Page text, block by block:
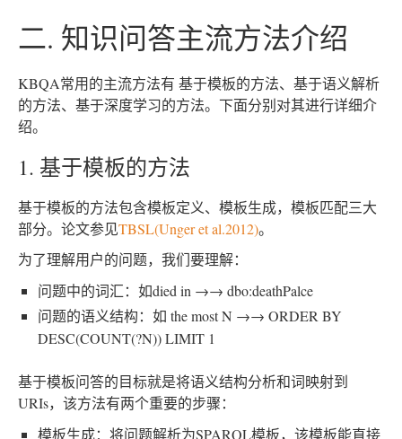
二. 知识问答主流方法介绍
KBQA常用的主流方法有 基于模板的方法、基于语义解析
的方法、基于深度学习的方法。下面分别对其进行详细介
绍。
1. 基于模板的方法
基于模板的方法包含模板定义、模板生成，模板匹配三大
部分。论文参见TBSL(Unger et al.2012)。
为了理解用户的问题，我们要理解：
问题中的词汇：如died in →→ dbo:deathPalce
问题的语义结构：如 the most N →→ ORDER BY
DESC(COUNT(?N)) LIMIT 1
基于模板问答的目标就是将语义结构分析和词映射到
URIs，该方法有两个重要的步骤：
模板生成：将问题解析为SPARQL模板，该模板能直接